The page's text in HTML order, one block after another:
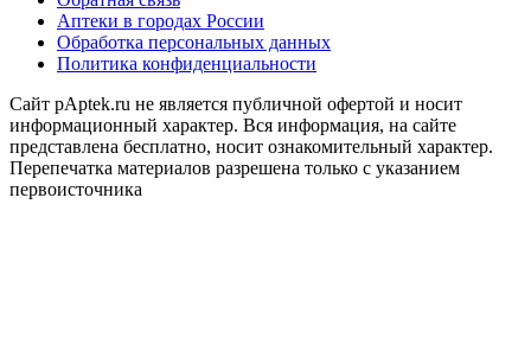
Аптеки в городах России
Обработка персональных данных
Политика конфиденциальности
Сайт pAptek.ru не является публичной офертой и носит
информационный характер. Вся информация, на сайте
представлена бесплатно, носит ознакомительный характер.
Перепечатка материалов разрешена только с указанием
первоисточника